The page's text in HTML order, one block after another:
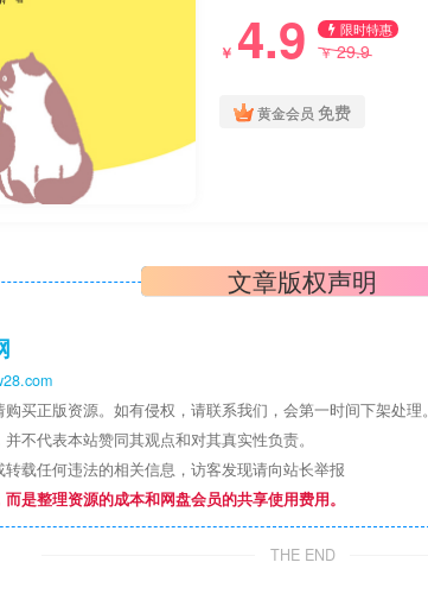
￥ 4.9 限时特惠
￥29.9
黄金会员 免费
文章版权声明
买正版资源。如有侵权，请联系我们，会第一时间下架处理。
不代表本站赞同其观点和对其真实性负责。
载任何违法的相关信息，访客发现请向站长举报
是整理资源的成本和网盘会员的共享使用费用。
THE END